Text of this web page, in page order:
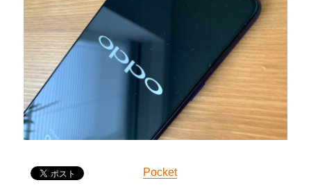
Pocket